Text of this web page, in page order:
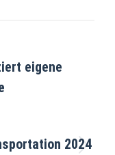
eigene
2024